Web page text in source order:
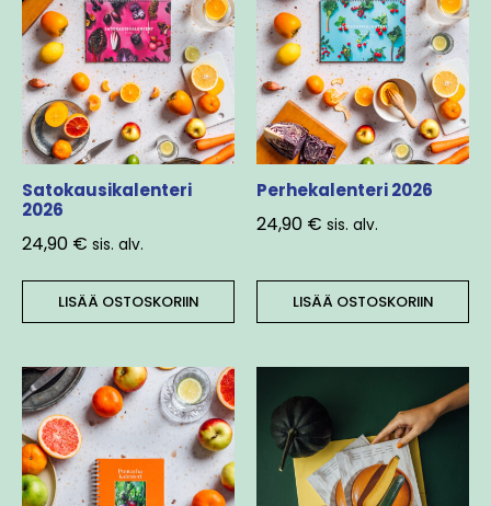
Satokausikalenteri
2026
24,90 € sis. alv.
LISÄÄ OSTOSKORIIN
Perhekalenteri 2026
24,90 € sis. alv.
LISÄÄ OSTOSKORIIN